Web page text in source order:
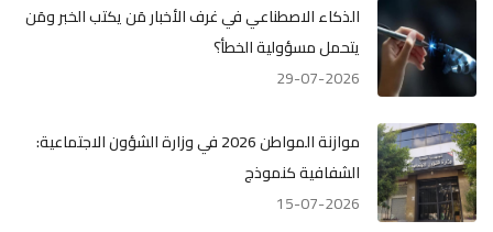
الذكاء الاصطناعي في غرف الأخبار مَن يكتب الخبر ومَن
يتحمل مسؤولية الخطأ؟
29-07-2026
موازنة المواطن 2026 في وزارة الشؤون الاجتماعية:
الشفافية كنموذج
15-07-2026